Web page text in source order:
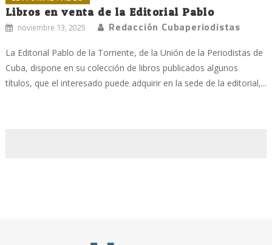
Libros en venta de la Editorial Pablo
noviembre 13, 2025 Redacción Cubaperiodistas
La Editorial Pablo de la Torriente, de la Unión de la Periodistas de
Cuba, dispone en su colección de libros publicados algunos
títulos, que el interesado puede adquirir en la sede de la editorial,...